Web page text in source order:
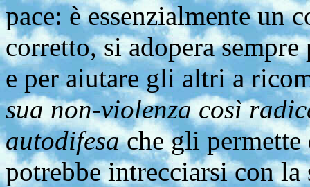
pace: è essenzialmente un
corretto, si adopera
e per aiutare gli altri a
sua non-violenza così
autodifesache gli permette
potrebbe intrecciarsi con